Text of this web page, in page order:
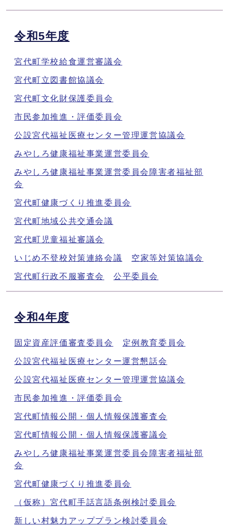
令和5年度
宮代町学校給食運営審議会
宮代町立図書館協議会
宮代町文化財保護委員会
市民参加推進・評価委員会
公設宮代福祉医療センター管理運営協議会
みやしろ健康福祉事業運営委員会
みやしろ健康福祉事業運営委員会障害者福祉部
会
宮代町健康づくり推進委員会
宮代町地域公共交通会議
宮代町児童福祉審議会
いじめ不登校対策連絡会議 空家等対策協議会
宮代町行政不服審査会 公平委員会
令和4年度
固定資産評価審査委員会 定例教育委員会
公設宮代福祉医療センター運営懇話会
公設宮代福祉医療センター管理運営協議会
市民参加推進・評価委員会
宮代町情報公開・個人情報保護審査会
宮代町情報公開・個人情報保護審議会
みやしろ健康福祉事業運営委員会障害者福祉部
会
宮代町健康づくり推進委員会
（仮称）宮代町手話言語条例検討委員会
新しい村魅力アッププラン検討委員会